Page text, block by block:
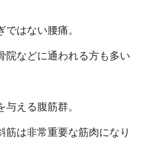
はない腰痛。
院などに通われる方も多い
える腹筋群。
筋は非常重要な筋肉になり